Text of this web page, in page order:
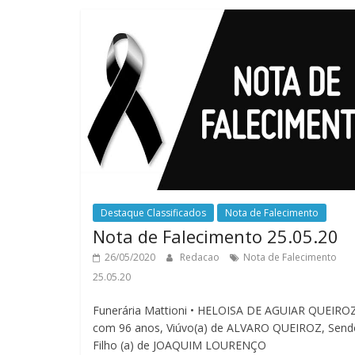
Destaque Classificados Nota de Falecimento
Nota de Falecimento 25.05.20
26/05/2020 Redacao
Nota de Falecimento
25.05.20
Funerária Mattioni • HELOISA DE AGUIAR
com 96 anos, Viúvo(a) de ALVARO QUEIROZ,
Filho (a) de JOAQUIM LOURENÇO